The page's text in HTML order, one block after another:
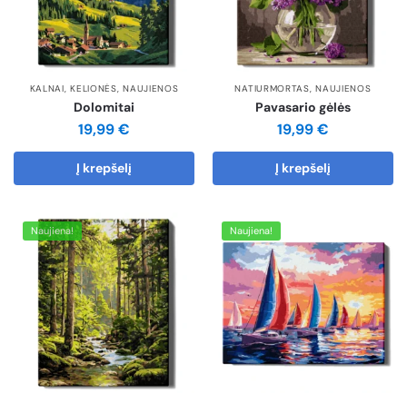
KALNAI,KELIONĖS,NAUJIENOS
Dolomitai
19,99€
Į krepšelį
NATIURMORTAS,NAUJIENOS
Pavasario gėlės
19,99€
Į krepšelį
Naujiena! Naujiena!